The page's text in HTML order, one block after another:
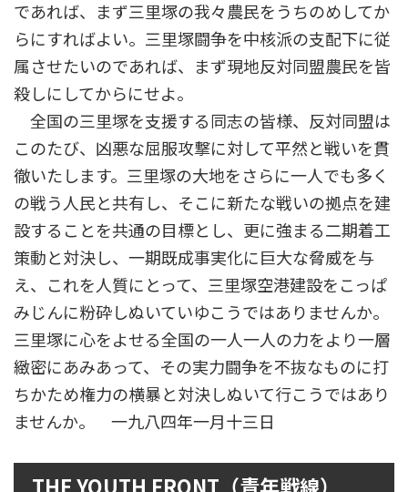
であれば、まず三里塚の我々農民をうちのめしてか
らにすればよい。三里塚闘争を中核派の支配下に従
属させたいのであれば、まず現地反対同盟農民を皆
殺しにしてからにせよ。
全国の三里塚を支援する同志の皆様、反対同盟は
このたび、凶悪な屈服攻撃に対して平然と戦いを貫
徹いたします。三里塚の大地をさらに一人でも多く
の戦う人民と共有し、そこに新たな戦いの拠点を建
設することを共通の目標とし、更に強まる二期着工
策動と対決し、一期既成事実化に巨大な脅威を与
え、これを人質にとって、三里塚空港建設をこっぱ
みじんに粉砕しぬいていゆこうではありませんか。
三里塚に心をよせる全国の一人一人の力をより一層
緻密にあみあって、その実力闘争を不抜なものに打
ちかため権力の横暴と対決しぬいて行こうではあり
ませんか。 一九八四年一月十三日
THE YOUTH FRONT（青年戦線）